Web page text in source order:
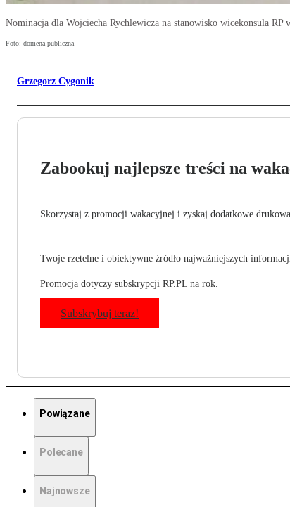
Nominacja dla Wojciecha Rychlewicza na stanowisko wicekonsula
Foto: domena publiczna
Grzegorz Cygonik
Zabookuj najlepsze treści na
Skorzystaj z promocji wakacyjnej i zyskaj dodatkowe
Twoje rzetelne i obiektywne źródło najważniejszych
Promocja dotyczy subskrypcji RP.PL na rok.
Subskrybuj teraz!
Powiązane
Polecane
Najnowsze